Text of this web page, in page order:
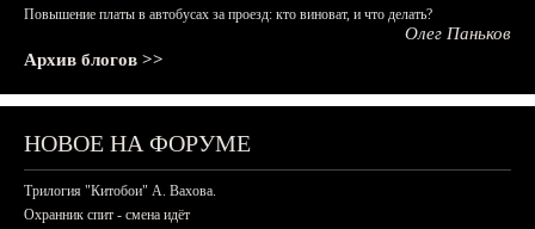
Повышение платы в автобусах за проезд: кто виноват, и что делать?
Олег Паньков
Архив блогов >>
НОВОЕ НА ФОРУМЕ
Трилогия "Китобои" А. Вахова.
Охранник спит - смена идёт